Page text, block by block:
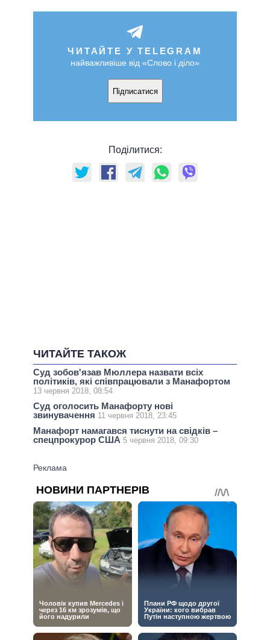
ЧИТАЙТЕ У TELEGRAM
найважливіше від «Слово і діло»
Підписатися
Поділитися:
ЧИТАЙТЕ ТАКОЖ
Суд зобов'язав Мюллера назвати всіх
політиків, які співпрацювали з Манафортом
13 червня 2018, 08:54
Суд оголосить Манафорту нові
звинувачення 11 червня 2018, 23:45
Манафорт намагався тиснути на свідків –
спецпрокурор США 5 червня 2018, 09:30